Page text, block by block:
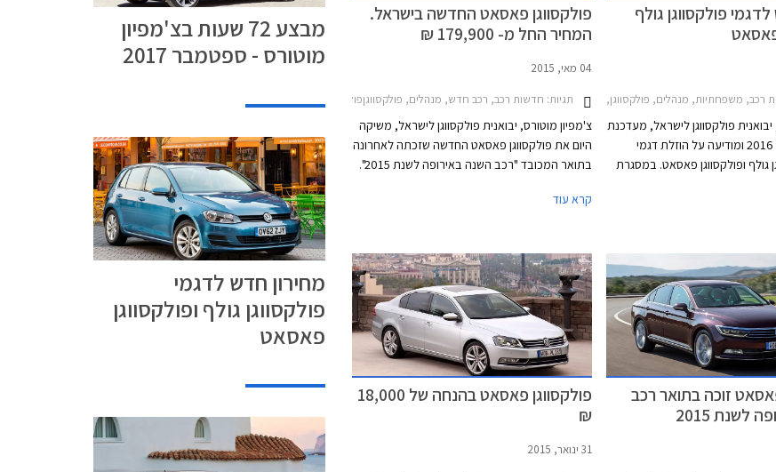
2018, פולקסווגן חיפושית 2014-2018, פולקסווגן טיגואן 2017-2020, פולקסווגן פולו 5 דלתות 2014-2018מבצע צ'מפיון מוטורס ספטמבר 2017
פולקסווגן גולף
פאסאט
משפחתיות, מנהלים, פולקסווגן, פולקסווגן פאסאט 2015-2019, פולקסווגן גולף 5 דלתות 2013-2017מחירון רכב
יבואנית פולקסווגן לישראל, מעדכנת
את מחירון דגמי 2016 ומודיעה על הוזלת דגמי
גולף ופולקסווגן פאסאט. במסגרת
קומפורטליין המצויידת במנוע 1.4 TSI בהספק 150
כ"ס, תשווק מעתה במחיר 144,900 ₪ המגלם
הוזלה של 3,700 ₪ מהמחיר הקודם שעמד על
פולקסווגן פאסאט החדשה בישראל.
המחיר החל מ- 179,900 ₪
04 מאי, 2015
תגיות: חדשות רכב, רכב חדש, מנהלים, פולקסווגןפולקסווגן פאסאט 2015-2019
צ'מפיון מוטורס, יבואנית פולקסווגן לישראל, משיקה
היום את פולקסווגן פאסאט החדשה שזכתה לאחרונה
בתואר המכובד "רכב השנה באירופה לשנת 2015".
שבין המשפחתיות הגדולות העממיות למשפחתיות
צעד נוסף לכיוון המתחרות היוקרתיות ומציג עיצוב
מוקפד ויוקרתי מבעבר לצד שלל מערכות נוחות
ובטיחות מתקדמות.
קרא עוד
זוכה בתואר רכב
לשנת 2015
פולקסווגן פאסאט בהנחה של 18,000
₪
31 ינואר, 2015
מבצע 72 שעות בצ'מפיון
מוטורס - ספטמבר 2017
מחירון חדש לדגמי
פולקסווגן גולף ופולקסווגן
פאסאט